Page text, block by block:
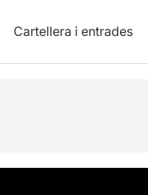
Cartellera i entrades
Opinions